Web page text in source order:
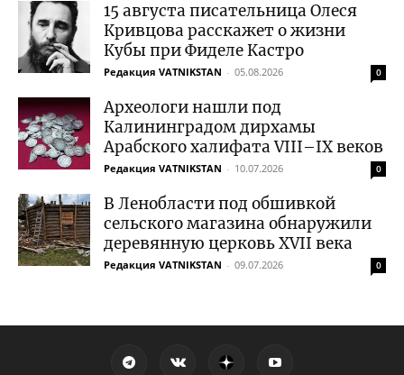
15 августа писательница Олеся
Кривцова расскажет о жизни
Кубы при Фиделе Кастро
Редакция VATNIKSTAN - 05.08.2026 0
Археологи нашли под
Калининградом дирхамы
Арабского халифата VIII–IX веков
Редакция VATNIKSTAN - 10.07.2026 0
В Ленобласти под обшивкой
сельского магазина обнаружили
деревянную церковь XVII века
Редакция VATNIKSTAN - 09.07.2026 0